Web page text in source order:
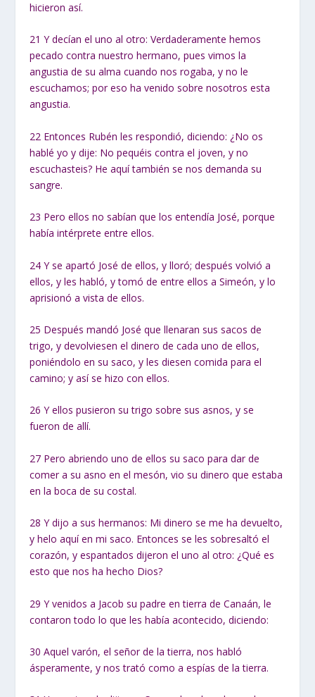
hicieron así.
21Y decían el uno al otro: Verdaderamente hemos
pecado contra nuestro hermano, pues vimos la
angustia de su alma cuando nos rogaba, y no le
escuchamos; por eso ha venido sobre nosotros esta
angustia.
22 Entonces Rubén les respondió, diciendo: ¿No os
hablé yo y dije: No pequéis contra el joven, y no
escuchasteis? He aquí también se nos demanda su
sangre.
23 Pero ellos no sabían que los entendía José, porque
había intérprete entre ellos.
24Y se apartó José de ellos, y lloró; después volvió a
ellos, y les habló, y tomó de entre ellos a Simeón, y lo
aprisionó a vista de ellos.
25 Después mandó José que llenaran sus sacos de
trigo, y devolviesen el dinero de cada uno de ellos,
poniéndolo en su saco, y les diesen comida para el
camino; y así se hizo con ellos.
26Y ellos pusieron su trigo sobre sus asnos, y se
fueron de allí.
27 Pero abriendo uno de ellos su saco para dar de
comer a su asno en el mesón, vio su dinero que estaba
en la boca de su costal.
28Y dijo a sus hermanos: Mi dinero se me ha devuelto,
y helo aquí en mi saco. Entonces se les sobresaltó el
corazón, y espantados dijeron el uno al otro: ¿Qué es
esto que nos ha hecho Dios?
29Y venidos a Jacob su padre en tierra de Canaán, le
contaron todo lo que les había acontecido, diciendo:
30Aquel varón, el señor de la tierra, nos habló
ásperamente, y nos trató como a espías de la tierra.